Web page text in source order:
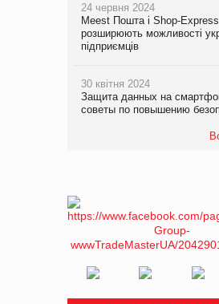
24 червня 2024
Meest Пошта і Shop-Express
розширюють можливості
підприємців
30 квітня 2024
Защита данных на
советы по повышению